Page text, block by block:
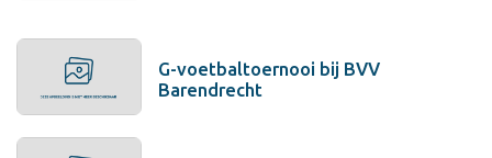
G-voetbaltoernooi bij BVV
Barendrecht